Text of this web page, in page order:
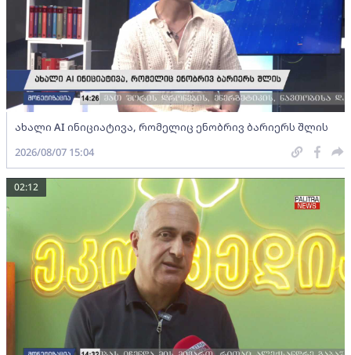
ახალი AI ინიციატივა, რომელიც ენობრივ ბარიერს შლის
2026/08/07 15:04
02:12